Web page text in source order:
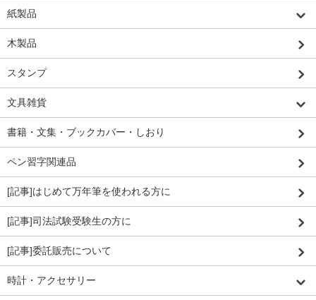
紙製品
木製品
スタンプ
文具雑貨
書籍・文集・ブックカバー・しおり
ペン習字関連品
[記事]はじめて万年筆を使われる方に
[記事]司法試験受験生の方に
[記事]委託販売について
時計・アクセサリー